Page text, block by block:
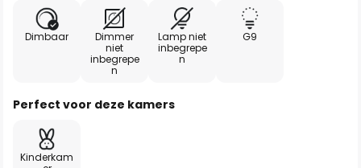
Dimbaar
Dimmer
niet
inbegrepe
n
Lamp niet
inbegrepe
n
G9
Perfect voor deze kamers
Kinderkam